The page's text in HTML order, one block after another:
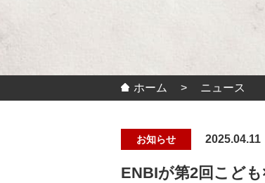
ホーム ニュース
お知らせ 2025.04.11
ENBIが第2回こど